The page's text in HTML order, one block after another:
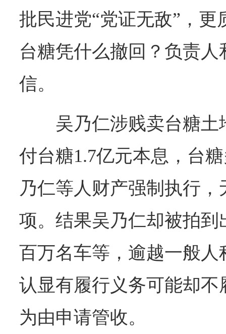
批民进党“党证无敌”，
台糖凭什么撤回？负责
信。
吴乃仁涉贱卖台糖
付台糖1.7亿元本息，台
乃仁等人财产强制执行
项。结果吴乃仁却被拍
百万名车等，逾越一般
认显有履行义务可能却
为由申请管收。